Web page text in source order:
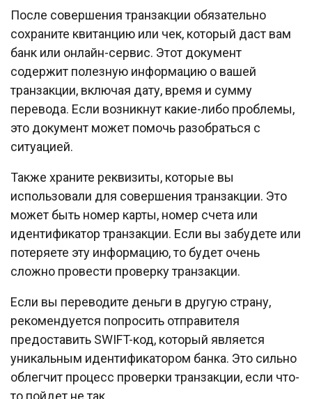
После совершения транзакции обязательно
сохраните квитанцию или чек, который даст вам
банк или онлайн-сервис. Этот документ
содержит полезную информацию о вашей
транзакции, включая дату, время и сумму
перевода. Если возникнут какие-либо проблемы,
это документ может помочь разобраться с
ситуацией.
Также храните реквизиты, которые вы
использовали для совершения транзакции. Это
может быть номер карты, номер счета или
идентификатор транзакции. Если вы забудете или
потеряете эту информацию, то будет очень
сложно провести проверку транзакции.
Если вы переводите деньги в другую страну,
рекомендуется попросить отправителя
предоставить SWIFT-код, который является
уникальным идентификатором банка. Это сильно
облегчит процесс проверки транзакции, если что-
то пойдет не так.